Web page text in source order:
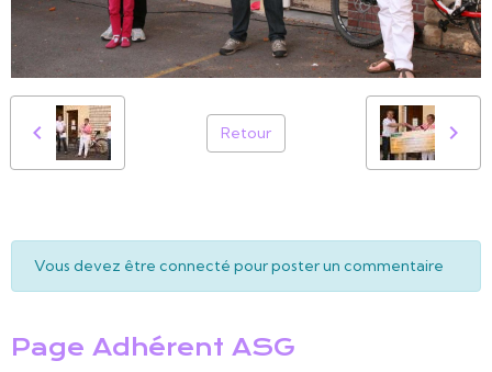
Retour
Vous devez être connecté pour poster un commentaire
Page Adhérent ASG